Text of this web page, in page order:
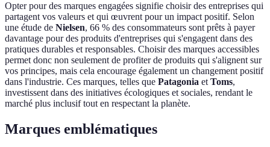
Opter pour des marques engagées signifie choisir des entreprises qui
partagent vos valeurs et qui œuvrent pour un impact positif. Selon
une étude de Nielsen, 66 % des consommateurs sont prêts à payer
davantage pour des produits d'entreprises qui s'engagent dans des
pratiques durables et responsables. Choisir des marques accessibles
permet donc non seulement de profiter de produits qui s'alignent sur
vos principes, mais cela encourage également un changement positif
dans l'industrie. Ces marques, telles que Patagonia et Toms,
investissent dans des initiatives écologiques et sociales, rendant le
marché plus inclusif tout en respectant la planète.
Marques emblématiques